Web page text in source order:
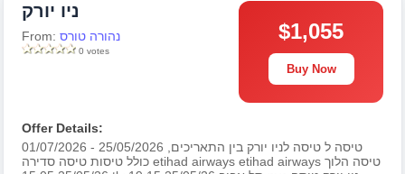
ניו יורק
From: נהורה טורס
0 votes
$1,055
Buy Now
Offer Details:
טיסה ל טיסה לניו יורק בין התאריכים, 25/05/2026 - 01/07/2026
כולל טיסות טיסה סדירה etihad airways etihad airways טיסה הלוך